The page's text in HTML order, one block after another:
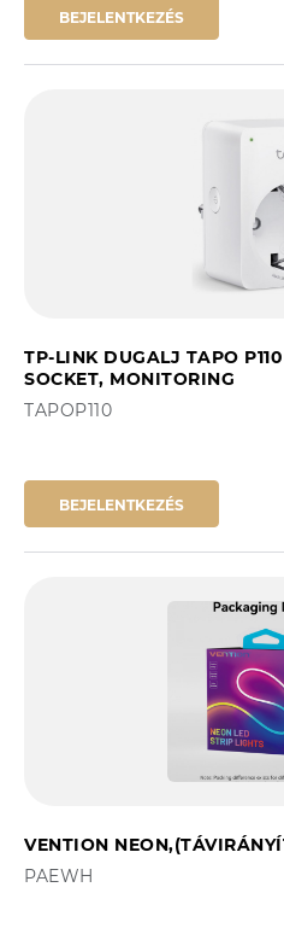
BEJELENTKEZÉS
TP-LINK DUGALJ TAPO
SOCKET, MONITORING
TAPOP110
BEJELENTKEZÉS
VENTION
PAEWH